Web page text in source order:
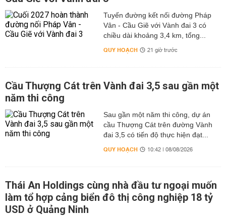
Tuyến đường kết nối đường Pháp
Vân - Cầu Giẽ với Vành đai 3 có
chiều dài khoảng 3,4 km, tổng...
QUY HOẠCH 21 giờ trước
Cầu Thượng Cát trên Vành đai 3,5 sau gần một
năm thi công
Sau gần một năm thi công, dự án
cầu Thượng Cát trên đường Vành
đai 3,5 có tiến độ thực hiện đạt...
QUY HOẠCH 10:42 | 08/08/2026
Thái An Holdings cùng nhà đầu tư ngoại muốn
làm tổ hợp cảng biển đô thị công nghiệp 18 tỷ
USD ở Quảng Ninh